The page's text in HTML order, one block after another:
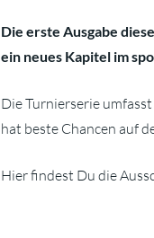
Die erste Ausgabe
ein neues Kapitel im
Die Turnierserie
hat beste Chancen auf
Hier findest Du die